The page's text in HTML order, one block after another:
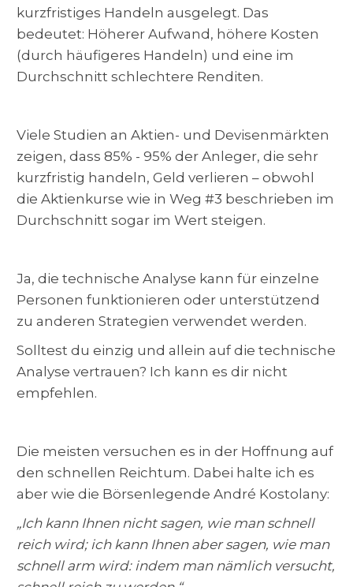
kurzfristiges Handeln ausgelegt. Das
bedeutet: Höherer Aufwand, höhere Kosten
(durch häufigeres Handeln) und eine im
Durchschnitt schlechtere Renditen.
Viele Studien an Aktien- und Devisenmärkten
zeigen, dass 85% - 95% der Anleger, die sehr
kurzfristig handeln, Geld verlieren – obwohl
die Aktienkurse wie in Weg #3 beschrieben im
Durchschnitt sogar im Wert steigen.
Ja, die technische Analyse kann für einzelne
Personen funktionieren oder unterstützend
zu anderen Strategien verwendet werden.
Solltest du einzig und allein auf die technische
Analyse vertrauen? Ich kann es dir nicht
empfehlen.
Die meisten versuchen es in der Hoffnung auf
den schnellen Reichtum. Dabei halte ich es
aber wie die Börsenlegende André Kostolany:
„Ich kann Ihnen nicht sagen, wie man schnell
reich wird; ich kann Ihnen aber sagen, wie man
schnell arm wird: indem man nämlich versucht,